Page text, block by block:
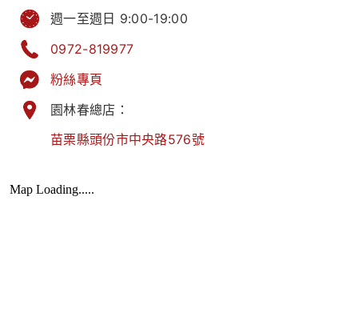
週一至週日 9:00-19:00
0972-819977
粉絲專頁
園林春總店：
苗栗縣頭份市中央路576號